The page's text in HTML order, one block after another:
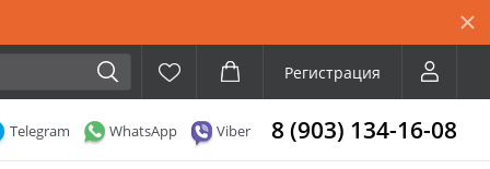
Регистрация
Telegram WhatsApp Viber 8 (903) 134-16-08